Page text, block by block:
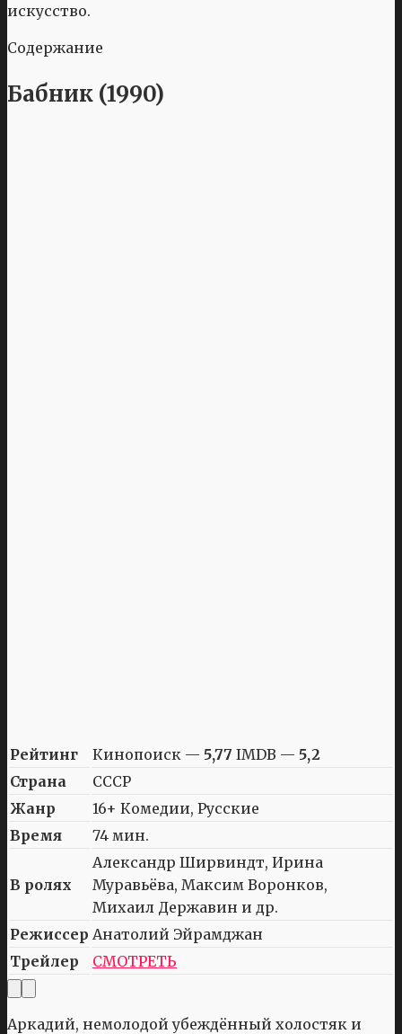
искусство.
Содержание
Бабник (1990)
Рейтинг Кинопоиск — 5,77 IMDB — 5,2
Страна
СССР
Жанр
16+ Комедии, Русские
Время
74 мин.
В ролях
Александр Ширвиндт, Ирина
Муравьёва, Максим Воронков,
Михаил Державин и др.
Режиссер Анатолий Эйрамджан
Трейлер
СМОТРЕТЬ
Аркадий, немолодой убеждённый холостяк и